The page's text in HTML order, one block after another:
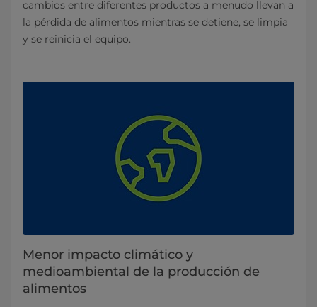
cambios entre diferentes productos a menudo llevan a
la pérdida de alimentos mientras se detiene, se limpia
y se reinicia el equipo.
Menor impacto climático y
medioambiental de la producción de
alimentos